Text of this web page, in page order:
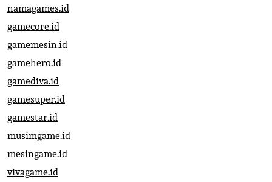
namagames.id
gamecore.id
gamemesin.id
gamehero.id
gamediva.id
gamesuper.id
gamestar.id
musimgame.id
mesingame.id
vivagame.id